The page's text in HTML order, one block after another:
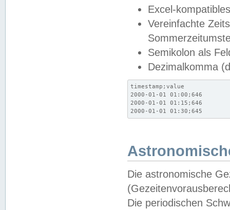
Excel-
Vereinfachte
Semikolon als
Dezimalkomma
timestamp;value
2000-01-01 01:00;646
2000-01-01 01:15;646
2000-01-01 01:30;645
Die astronomische
Die periodischen